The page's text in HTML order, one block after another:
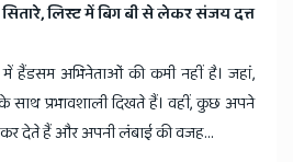
लिस्ट में बिग बी से लेकर संजय दत्त
में हैंडसम अभिनेताओं की कमी नहीं है। जहां,
प्रभावशाली दिखते हैं। वहीं, कुछ अपने
कर देते हैं और अपनी लंबाई की वजह...